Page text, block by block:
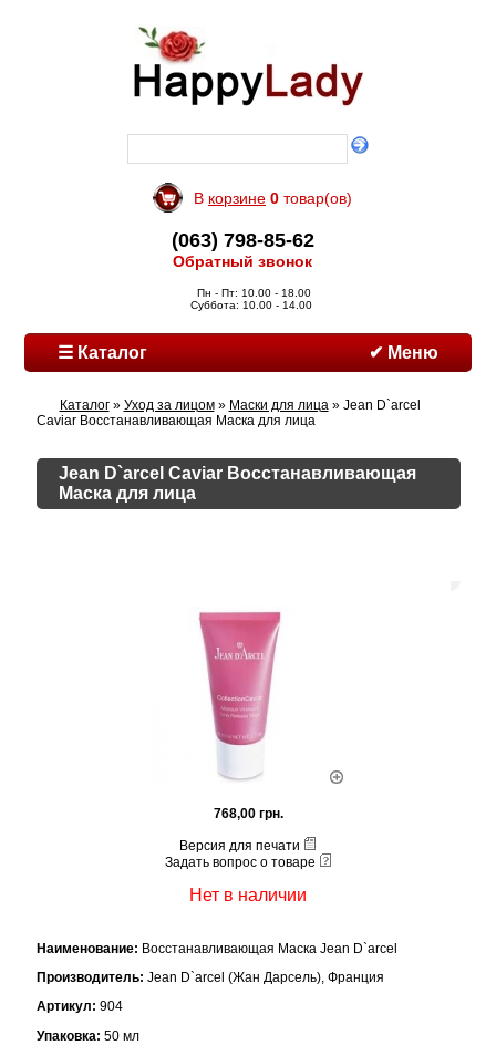
В корзине 0 товар(ов)
(063) 798-85-62
Обратный звонок
Пн - Пт: 10.00 - 18.00
Суббота: 10.00 - 14.00
☰ Каталог ✔ Меню
Каталог» Уход за лицом» Маски для лица» Jean D`arcel
Caviar Восстанавливающая Маска для лица
Jean D`arcel Caviar Восстанавливающая
Маска для лица
768,00 грн.
Версия для печати
Задать вопрос о товаре
Нет в наличии
Наименование: Восстанавливающая Маска Jean D`arcel
Производитель: Jean D`arcel (Жан Дарсель), Франция
Артикул: 904
Упаковка: 50 мл